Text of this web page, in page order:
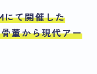
にて開催した
董から現代アー